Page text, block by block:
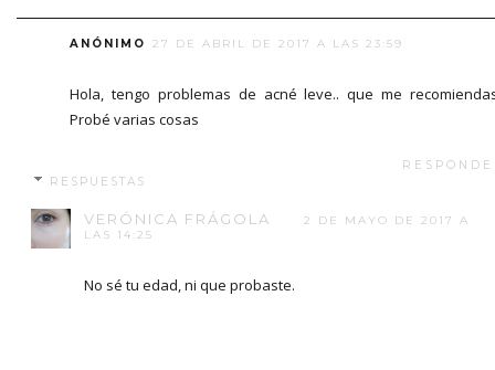
ANÓNIMO 27 DE ABRIL DE 2017 A LAS 23:59
Hola, tengo problemas de acné leve.. que me
Probé varias cosas
RESPUESTAS
VERÓNICA FRÁGOLA
2 DE MAYO DE 2017 A
LAS 14:25
No sé tu edad, ni que probaste.